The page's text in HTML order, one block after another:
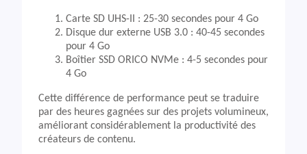
Carte SD UHS-II : 25-30 secondes pour 4 Go
Disque dur externe USB 3.0 : 40-45 secondes
pour 4 Go
Boîtier SSD ORICO NVMe : 4-5 secondes pour
4 Go
Cette différence de performance peut se traduire
par des heures gagnées sur des projets volumineux,
améliorant considérablement la productivité des
créateurs de contenu.